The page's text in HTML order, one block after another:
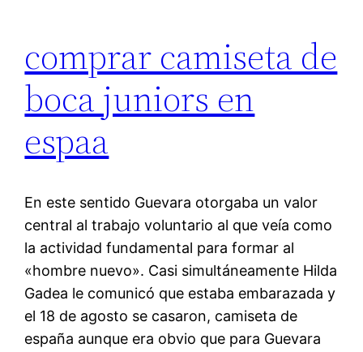
comprar camiseta de
boca juniors en
espaa
En este sentido Guevara otorgaba un valor
central al trabajo voluntario al que veía como
la actividad fundamental para formar al
«hombre nuevo». Casi simultáneamente Hilda
Gadea le comunicó que estaba embarazada y
el 18 de agosto se casaron, camiseta de
españa aunque era obvio que para Guevara